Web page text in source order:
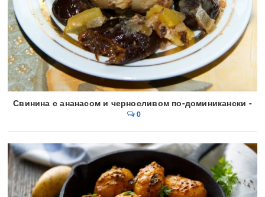
Свинина с ананасом и черносливом по-доминикански -
0